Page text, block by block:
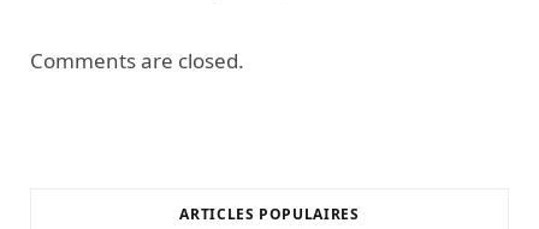
Comments are closed.
ARTICLES POPULAIRES